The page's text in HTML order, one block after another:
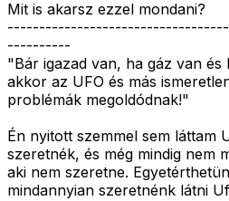
Mit is akarsz ezzel mondani?
----------
"Bár igazad van, ha gáz van és
akkor az UFO és más
problémák megoldódnak!"
Én nyitott szemmel sem láttam
szeretnék, és még mindig nem
aki nem szeretne.
mindannyian szeretnénk látni